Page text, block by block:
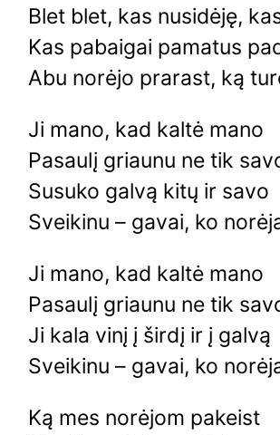
Blet blet, kas nusidėję,
Kas pabaigai pamatus
Abu norėjo prarast, ką
Ji mano, kad kaltė mano
Pasaulį griaunu ne tik
Susuko galvą kitų ir savo
Sveikinu – gavai, ko
Ji mano, kad kaltė mano
Pasaulį griaunu ne tik
Ji kala vinį į širdį ir į galvą
Sveikinu – gavai, ko
Ką mes norėjom pakeist